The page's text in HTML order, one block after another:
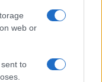
web or
to